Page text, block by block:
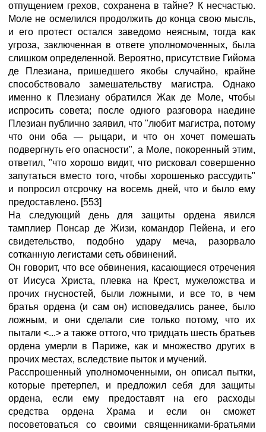
отпущением грехов, сохранена в тайне? К несчастью.
Моле не осмелился продолжить до конца свою мысль,
и его протест остался заведомо неясным, тогда как
угроза, заключенная в ответе уполномоченных, была
слишком определенной. Вероятно, присутствие Гийома
де Плезиана, пришедшего якобы случайно, крайне
способствовало замешательству магистра. Однако
именно к Плезиану обратился Жак де Моле, чтобы
испросить совета; после одного разговора наедине
Плезиан публично заявил, что "любит магистра, потому
что они оба — рыцари, и что он хочет помешать
подвергнуть его опасности", а Моле, покоренный этим,
ответил, "что хорошо видит, что рисковал совершенно
запутаться вместо того, чтобы хорошенько рассудить"
и попросил отсрочку на восемь дней, что и было ему
предоставлено. [553]
На следующий день для защиты ордена явился
тамплиер Понсар де Жизи, командор Пейена, и его
свидетельство, подобно удару меча, разорвало
сотканную легистами сеть обвинений.
Он говорит, что все обвинения, касающиеся отречения
от Иисуса Христа, плевка на Крест, мужеложства и
прочих гнусностей, были ложными, и все то, в чем
братья ордена (и сам он) исповедались ранее, было
ложным, и они сделали сие только потому, что их
пытали <...> а также оттого, что тридцать шесть братьев
ордена умерли в Париже, как и множество других в
прочих местах, вследствие пыток и мучений.
Расспрошенный уполномоченными, он описал пытки,
которые претерпел, и предложил себя для защиты
ордена, если ему предоставят на его расходы
средства ордена Храма и если он сможет
посоветоваться со своими священниками-братьями